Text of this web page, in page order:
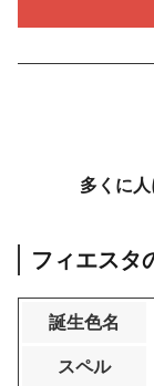
多くに
フィエスタ
誕生色名
スペル